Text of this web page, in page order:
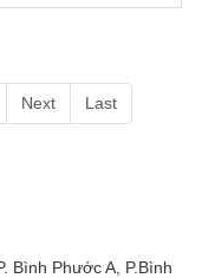
Next Last
Bình Phước A, P.Bình